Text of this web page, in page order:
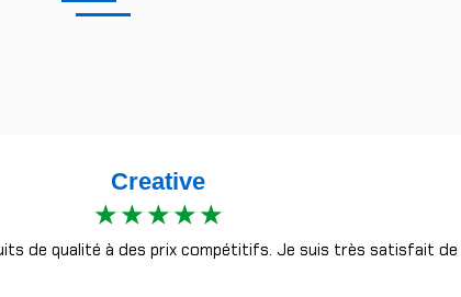
Creative
☆☆☆☆☆
de qualité à des prix compétitifs. Je suis très satisfait de